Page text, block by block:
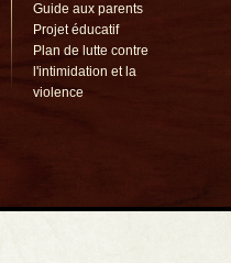
Guide aux parents
Projet éducatif
Plan de lutte contre
l'intimidation et la
violence